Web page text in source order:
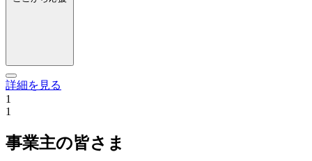
詳細を見る
1
1
事業主の皆さま